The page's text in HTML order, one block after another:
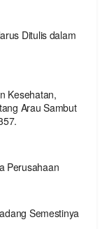
Ditulis dalam
Kesehatan,
Arau Sambut
Perusahaan
Semestinya